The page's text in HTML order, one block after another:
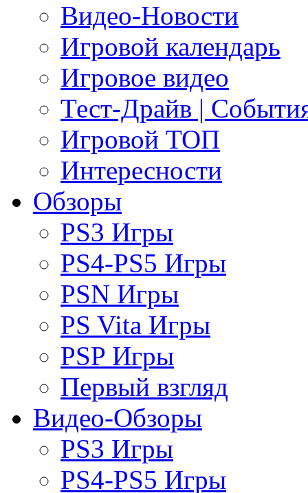
Видео-Новости
Игровой календарь
Игровое видео
Тест-Драйв |
Игровой ТОП
Интересности
Обзоры
PS3 Игры
PS4-PS5 Игры
PSN Игры
PS Vita Игры
PSP Игры
Первый взгляд
Видео-Обзоры
PS3 Игры
PS4-PS5 Игры